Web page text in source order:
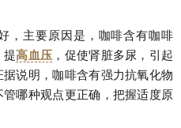
，主要原因是，咖啡含有咖啡
提高血压 ，促使肾脏多尿，引起
说明，咖啡含有强力抗氧化物
哪种观点更正确，把握适度原